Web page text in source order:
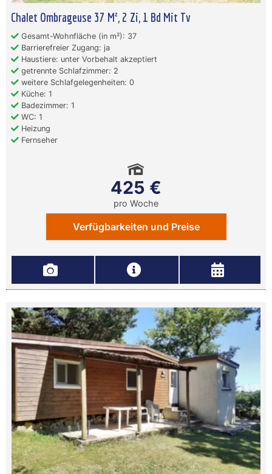
Chalet Ombrageuse 37 M², 2 Zi, 1 Bd Mit Tv
Gesamt-Wohnfläche (in m²): 37
Barrierefreier Zugang: ja
Haustiere: unter Vorbehalt akzeptiert
getrennte Schlafzimmer: 2
weitere Schlafgelegenheiten: 0
Küche: 1
Badezimmer: 1
WC: 1
Heizung
Fernseher
425 €
pro Woche
Verfügbarkeiten und Preise